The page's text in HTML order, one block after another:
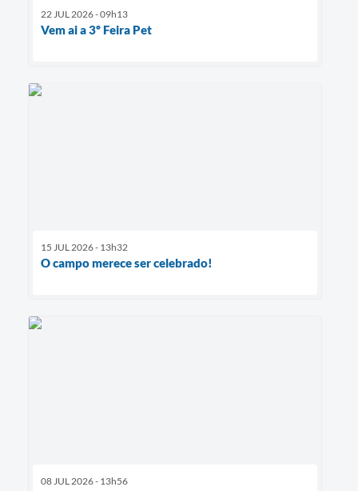
22 JUL 2026 - 09h13
Vem ai a 3º Feira Pet
15 JUL 2026 - 13h32
O campo merece ser celebrado!
08 JUL 2026 - 13h56